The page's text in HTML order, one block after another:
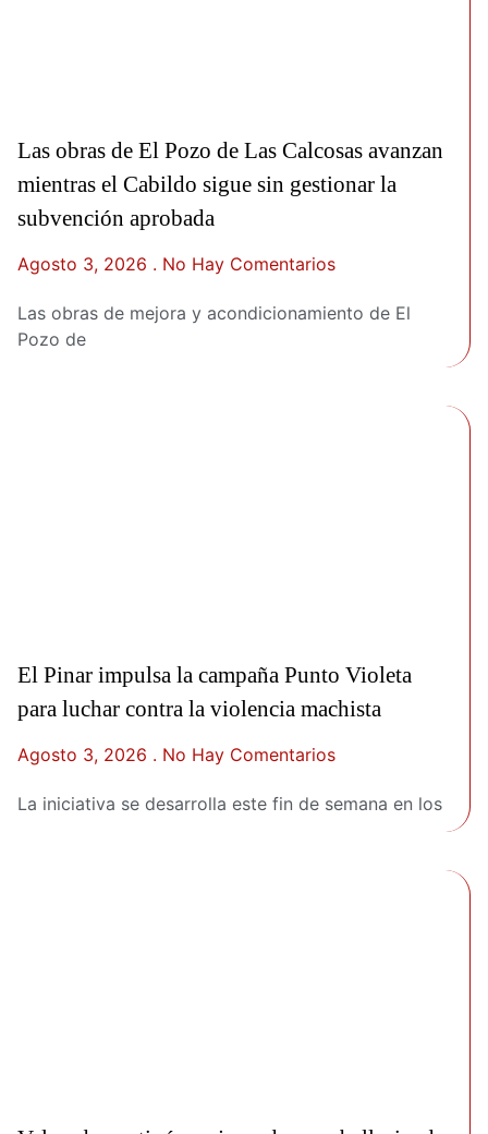
Las obras de El Pozo de Las Calcosas avanzan
mientras el Cabildo sigue sin gestionar la
subvención aprobada
Agosto 3, 2026 No Hay Comentarios
Las obras de mejora y acondicionamiento de El
Pozo de
El Pinar impulsa la campaña Punto Violeta
para luchar contra la violencia machista
Agosto 3, 2026 No Hay Comentarios
La iniciativa se desarrolla este fin de semana en los